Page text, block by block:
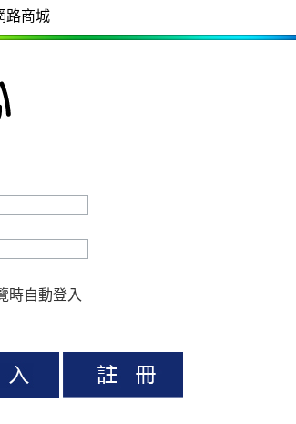
路商城
時自動登入